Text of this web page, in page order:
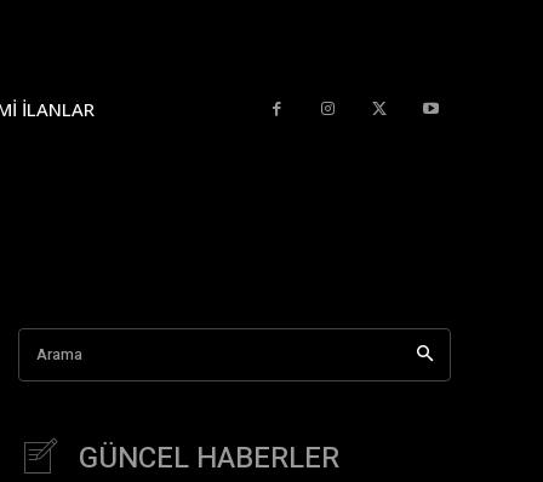
İLANLAR
Arama
GÜNCEL HABERLER